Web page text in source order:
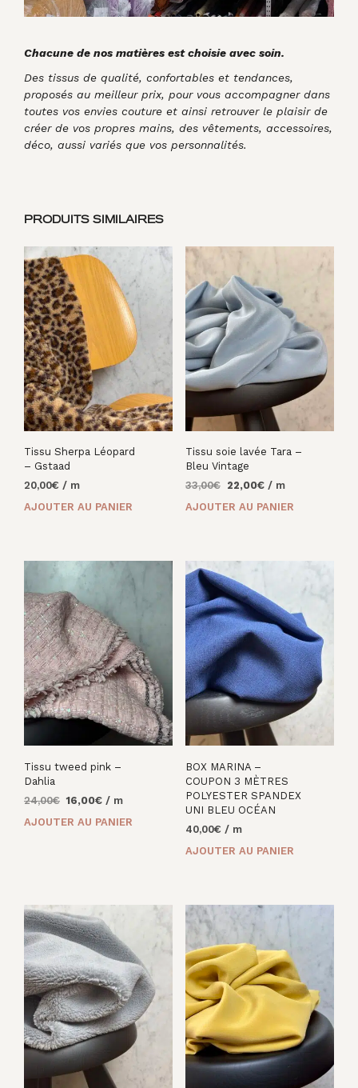
Chacune de nos matières est choisie avec soin.
Des tissus de qualité, confortables et tendances,
proposés au meilleur prix, pour vous accompagner dans
toutes vos envies couture et ainsi retrouver le plaisir de
créer de vos propres mains, des vêtements, accessoires,
déco, aussi variés que vos personnalités.
PRODUITS SIMILAIRES
Tissu Sherpa Léopard
– Gstaad
20,00€ / m
AJOUTER AU PANIER
Tissu soie lavée Tara –
Bleu Vintage
33,00€
Le
22,00€Le/ m
AJOUTER AU PANIER
Tissu tweed pink –
Dahlia
24,00€ Le
initial
16,00€Le
actuel
/ m
AJOUTER AU PANIER
BOX MARINA –
COUPON 3 MÈTRES
POLYESTER SPANDEX
UNI BLEU OCÉAN
40,00€ / m
AJOUTER AU PANIER